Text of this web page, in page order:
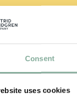
Consent
uses cookies
ZITATE
ist,
sein.“